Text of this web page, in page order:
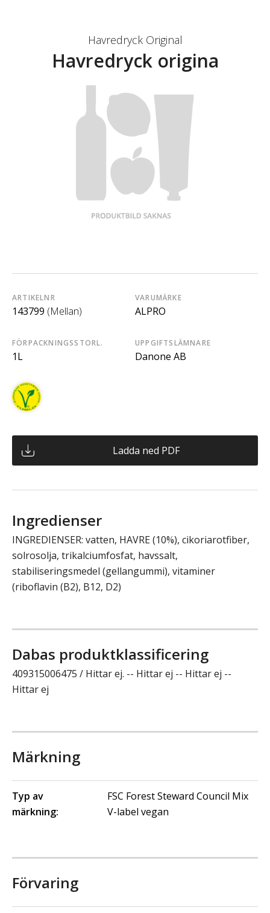
Havredryck Original
Havredryck origina
ARTIKELNR
143799 (Mellan)
VARUMÄRKE
ALPRO
FÖRPACKNINGSSTORL.
1L
UPPGIFTSLÄMNARE
Danone AB
Ladda ned PDF
Ingredienser
INGREDIENSER: vatten, HAVRE (10%), cikoriarotfiber,
solrosolja, trikalciumfosfat, havssalt,
stabiliseringsmedel (gellangummi), vitaminer
(riboflavin (B2), B12, D2)
Dabas produktklassificering
409315006475 / Hittar ej. -- Hittar ej -- Hittar ej --
Hittar ej
Märkning
Typ av
märkning:
FSC Forest Steward Council Mix
V-label vegan
Förvaring